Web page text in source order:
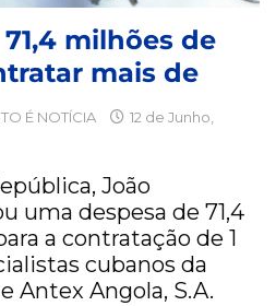
milhões de
mais de
É NOTÍCIA
12 de Junho,
João
uma despesa de 71,4
a contratação de 1
cubanos da
Antex Angola, S.A.